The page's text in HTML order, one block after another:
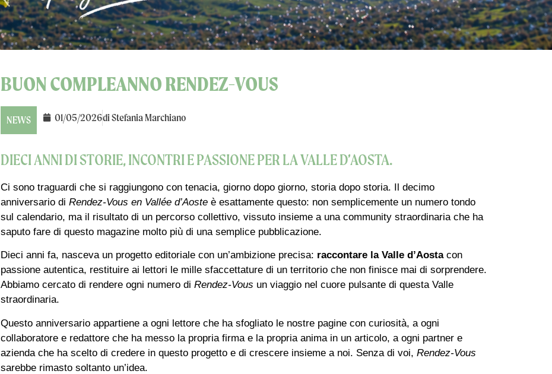
BUON COMPLEANNO RENDEZ-VOUS
NEWS 01/05/2026diStefania Marchiano
DIECI ANNI DI STORIE, INCONTRI E PASSIONE PER LA VALLE D’AOSTA.
Ci sono traguardi che si raggiungono con tenacia, giorno dopo giorno, storia dopo storia. Il decimo
anniversario di Rendez-Vous en Vallée d’Aoste è esattamente questo: non semplicemente un numero tondo
sul calendario, ma il risultato di un percorso collettivo, vissuto insieme a una community straordinaria che ha
saputo fare di questo magazine molto più di una semplice pubblicazione.
Dieci anni fa, nasceva un progetto editoriale con un’ambizione precisa: raccontare la Valle d’Aostacon
passione autentica, restituire ai lettori le mille sfaccettature di un territorio che non finisce mai di sorprendere.
Abbiamo cercato di rendere ogni numero di Rendez-Vous un viaggio nel cuore pulsante di questa Valle
straordinaria.
Questo anniversario appartiene a ogni lettore che ha sfogliato le nostre pagine con curiosità, a ogni
collaboratore e redattore che ha messo la propria firma e la propria anima in un articolo, a ogni partner e
azienda che ha scelto di credere in questo progetto e di crescere insieme a noi. Senza di voi, Rendez-Vous
sarebbe rimasto soltanto un’idea.